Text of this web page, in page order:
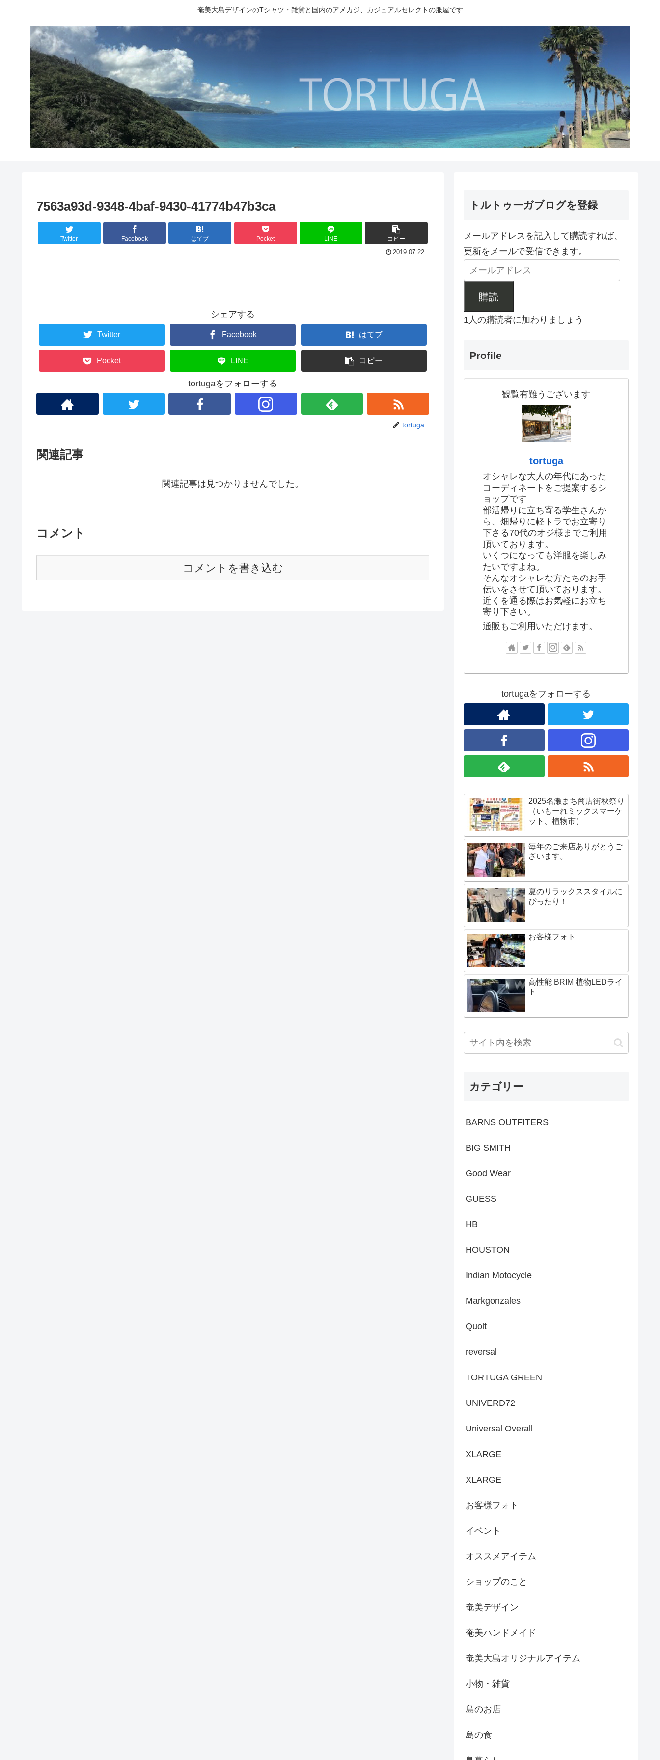
奄美大島デザインのTシャツ・雑貨と国内のアメカジ、カジュアルセレクトの服屋です
7563a93d-9348-4baf-9430-41774b47b3ca
Twitter Facebook はてブ Pocket LINE コピー
2019.07.22
シェアする
Twitter Facebook はてブ
Pocket LINE コピー
tortugaをフォローする
tortuga
関連記事
関連記事は見つかりませんでした。
コメント
コメントを書き込む
トルトゥーガブログを登録
メールアドレスを記入して購読すれば、
更新をメールで受信できます。
購読
1人の購読者に加わりましょう
Profile
観覧有難うございます
tortuga
オシャレな大人の年代にあった
コーディネートをご提案するシ
ョップです
部活帰りに立ち寄る学生さんか
ら、畑帰りに軽トラでお立寄り
下さる70代のオジ様までご利用
頂いております。
いくつになっても洋服を楽しみ
たいですよね。
そんなオシャレな方たちのお手
伝いをさせて頂いております。
近くを通る際はお気軽にお立ち
寄り下さい。
通販もご利用いただけます。
tortugaをフォローする
2025名瀬まち商店街秋祭り
（いもーれミックスマーケ
ット、植物市）
毎年のご来店ありがとうご
ざいます。
夏のリラックススタイルに
ぴったり！
お客様フォト
高性能 BRIM 植物LEDライ
ト
カテゴリー
BARNS OUTFITERS
BIG SMITH
Good Wear
GUESS
HB
HOUSTON
Indian Motocycle
Markgonzales
Quolt
reversal
TORTUGA GREEN
UNIVERD72
Universal Overall
XLARGE
XLARGE
お客様フォト
イベント
オススメアイテム
ショップのこと
奄美デザイン
奄美ハンドメイド
奄美大島オリジナルアイテム
小物・雑貨
島のお店
島の食